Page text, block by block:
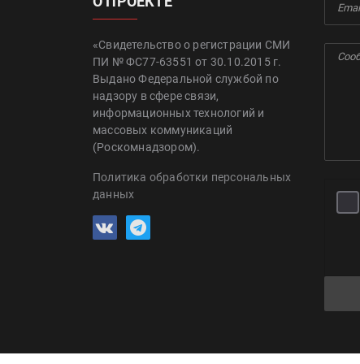
«Свидетельство о регистрации СМИ
ПИ № ФС77-63551 от 30.10.2015 г.
Выдано Федеральной службой по
надзору в сфере связи,
информационных технологий и
массовых коммуникаций
(Роскомнадзором).
Политика обработки персональных
данных